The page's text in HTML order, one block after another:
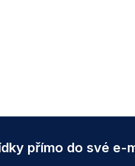
přímo do své e-